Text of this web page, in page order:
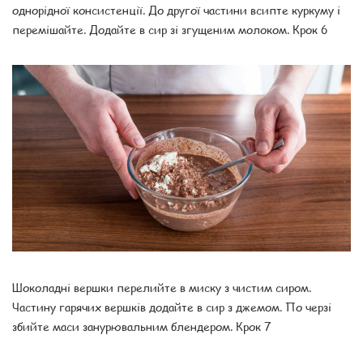
однорідної консистенції. До другої частини всипте куркуму і
перемішайте. Додайте в сир зі згущеним молоком. Крок 6
Шоколадні вершки перелийте в миску з чистим сиром.
Частину гарячих вершків додайте в сир з джемом. По черзі
збийте маси занурювальним блендером. Крок 7